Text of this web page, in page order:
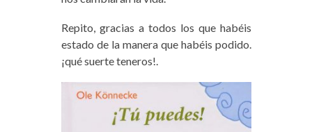
Repito, gracias a todos los que habéis
estado de la manera que habéis podido.
¡qué suerte teneros!.